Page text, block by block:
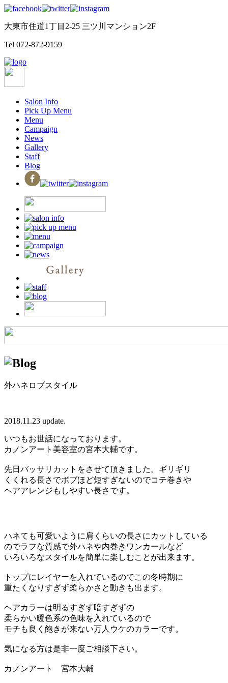
大東市住道1丁目2-25 三ツ川マンション2F
Tel 072-872-9159
Salon Info
Pick Up Menu
Menu
Campaign
News
Gallery
Staff
Blog
外ハネロブスタイル
2018.11.23 update.
いつもお世話になっております。
カノンアート美容室の宮本大輔です。
先日バッサリカットをさせて頂きました。ギリギリ
くくれる長さでボブほど短すぎないのでコテ巻きや
ヘアアレンジもしやすい長さです。
ハネても可愛いように肩くらいの長さにカットしている
のでラフな質感で外ハネや内巻きワンカールなど
いろいろなスタイルを簡単に楽しむことが出来ます。
トップにレイヤーを入れているのでこの冬時期に
重たくなりすぎず柔らかさと動きも出ます。
ヘアカラーは明るすぎず暗すぎずの
柔らかい暖色系の色味を入れているので
モチも良く飽きが来ない万人ウケのカラーです。
気になる方は是非一度ご相談下さい。
カノンアート 宮本大輔